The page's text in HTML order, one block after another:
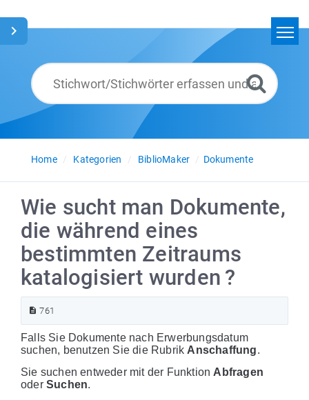
Glossar
Deutsch
Home
Kategorien BiblioMaker Dokumente
Wie sucht man Dokumente,
die während eines
bestimmten Zeitraums
katalogisiert wurden ?
761
Falls Sie Dokumente nach Erwerbungsdatum
suchen, benutzen Sie die Rubrik Anschaffung.
Sie suchen entweder mit der Funktion Abfragen
oder Suchen.